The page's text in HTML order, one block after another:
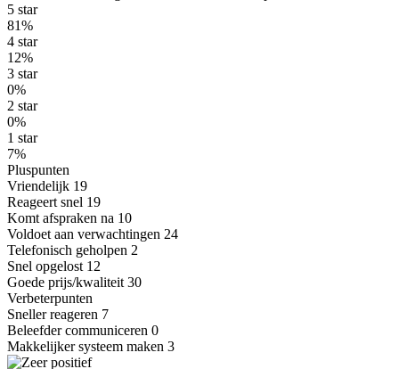
5 star
81%
4 star
12%
3 star
0%
2 star
0%
1 star
7%
Pluspunten
Vriendelijk 19
Reageert snel 19
Komt afspraken na 10
Voldoet aan verwachtingen 24
Telefonisch geholpen 2
Snel opgelost 12
Goede prijs/kwaliteit 30
Verbeterpunten
Sneller reageren 7
Beleefder communiceren 0
Makkelijker systeem maken 3